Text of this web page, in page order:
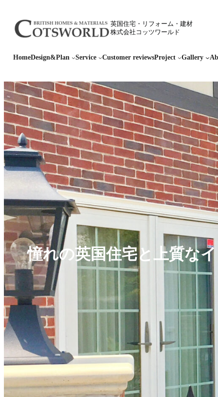
英国住宅・リフォーム・建材
株式会社コッツワールド
HomeDesign&Plan Service Customer reviewsProject Gallery
憧れの英国住宅と上質な